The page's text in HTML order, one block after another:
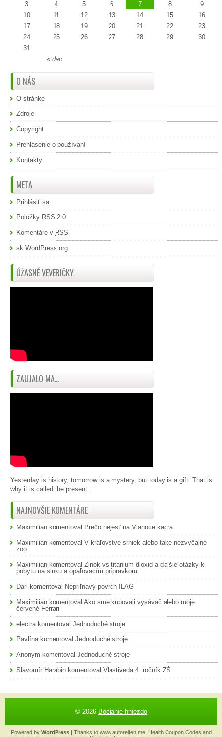
« dec
3
4 5 6 7 8
9
10
11 12 13 14 15
16
17
18 19 20 21 22
23
24
25 26 27 28 29
30
31
O NÁS
O stránke
Zdroje
Copyright
Prehlásenie o používaní
Kontakty
META
Prihlásiť sa
Položky RSS 2.0
Komentáre v RSS
sk.WordPress.org
ÚŽASNÉ VEVERIČKY
ZAUJALO MA...
Yesterday is history, tomorrow is a mystery, but today is a gift. That is
why it is called the present.
NAJNOVŠIE KOMENTÁRE
Maximilian komentoval Prečo nejesť na Vianoce kapra
Maximilian komentoval V kráľovstve srniek alebo také nezvyčajné
zoo
Maximilian komentoval Zinok vs titanium dioxid a ďalšie otázky k
pobytu na slnku a opaľovacím prípravkom
Dari komentoval Nepriľnavý povrch ILAG
Maximilian komentoval Ako sme kupovali vysávač alebo moje
červené Ferrari
electrakomentoval Jednoduché stroje
Pavlínakomentoval Jednoduché stroje
Anonym komentoval Jednoduché stroje
Slavomír Harabin komentoval Vlastiveda 4. ročník ZŠ
© 2026 Bocianie hniezdo
Powered by WordPress| Thanks to www.autoreifen.me, Health Coupon Codes and